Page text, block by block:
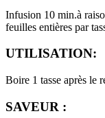
Infusion 10 min.à
feuilles entières par
UTILISATION:
Boire 1 tasse après le
SAVEUR :